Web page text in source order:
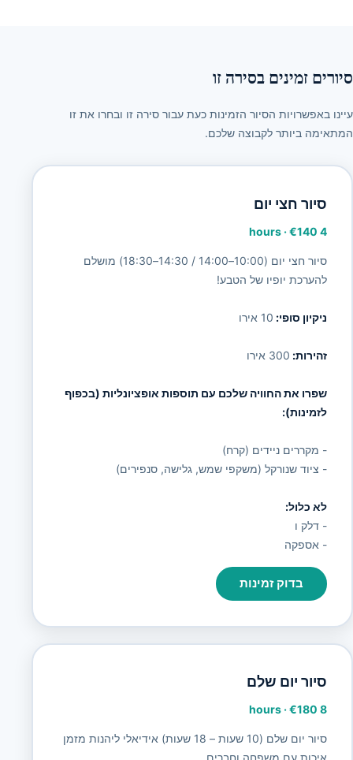
סיורים זמינים בסירה זו
עיינו באפשרויות הסיור הזמינות כעת עבור סירה זו ובחרו את זו
המתאימה ביותר לקבוצה שלכם.
סיור חצי יום
4 hours
·€140
סיור חצי יום (10:00–14:00 / 14:30–18:30) מושלם
להערכת יופיו של הטבע!
ניקיון סופי: 10 אירו
זהירות: 300 אירו
שפרו את החוויה שלכם עם תוספות אופציונליות (בכפוף
לזמינות):
- מקררים ניידים (קרח)
- ציוד שנורקל (משקפי שמש, גלישה, סנפירים)
לא כלול:
- דלק ו
- אספקה
בדוק זמינות
סיור יום שלם
8 hours
·€180
סיור יום שלם (10 שעות – 18 שעות) אידיאלי ליהנות מזמן
איכות עם משפחה וחברים.